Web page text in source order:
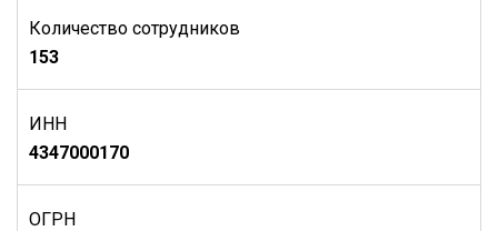
Количество сотрудников
153
ИНН
4347000170
ОГРН